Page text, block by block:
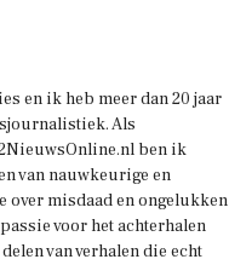
en ik heb meer dan 20 jaar
Als
ben ik
van nauwkeurige en
misdaad en ongelukken
voor het achterhalen
van verhalen die echt